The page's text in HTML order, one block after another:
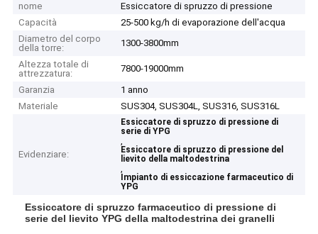
nome
Essiccatore di spruzzo di pressione
Capacità
25-500 kg/h di evaporazione dell'acqua
Diametro del corpo
della torre:
1300-3800mm
Altezza totale di
attrezzatura:
7800-19000mm
Garanzia
1 anno
Materiale
SUS304, SUS304L, SUS316, SUS316L
Evidenziare:
Essiccatore di spruzzo di pressione di
serie di YPG
,
Essiccatore di spruzzo di pressione del
lievito della maltodestrina
,
Impianto di essiccazione farmaceutico di
YPG
Essiccatore di spruzzo farmaceutico di pressione di
serie del lievito YPG della maltodestrina dei granelli